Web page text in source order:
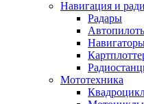
Навигация и
Радары
Мототехника